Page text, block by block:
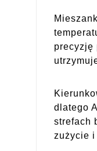
precyzję
dlatego
strefach
zużycie i